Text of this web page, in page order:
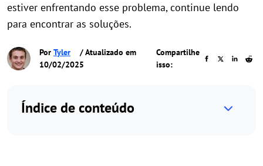
estiver enfrentando esse problema, continue lendo
para encontrar as soluções.
Por Tyler
/ Atualizado em
10/02/2025
Compartilhe
isso:
Índice de conteúdo